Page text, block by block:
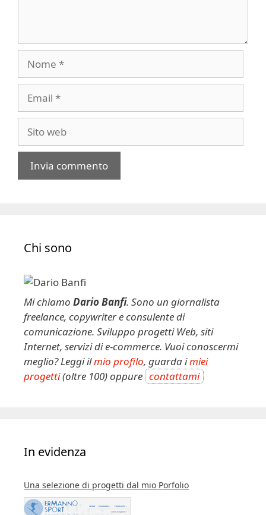
web
v
Chi sono
Mi chiamo Dario Banfi. Sono un giornalista
freelance, copywriter e consulente di
comunicazione. Sviluppo progetti Web, siti
Internet, servizi di e-commerce. Vuoi conoscermi
meglio? Leggi ilmio profilo, guarda imiei
progetti(oltre 100) oppure contattami
In evidenza
Una selezione di progetti dal mio Porfolio